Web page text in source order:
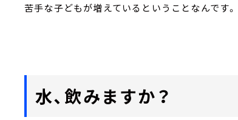
苦手な子どもが増えているということなんです。
水、飲みますか？